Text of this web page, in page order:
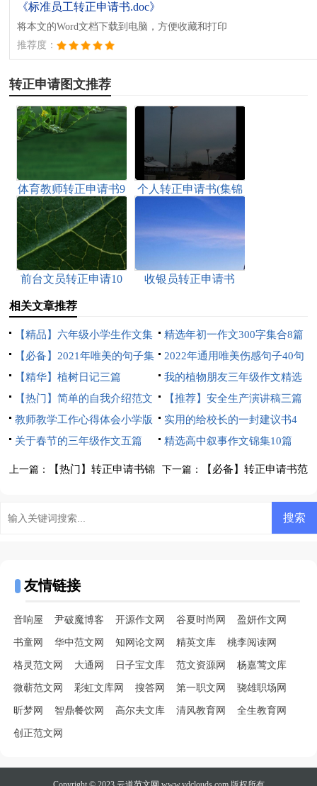
《标准员工转正申请书.doc》
将本文的Word文档下载到电脑，方便收藏和打印
推荐度：
转正申请图文推荐
体育教师转正申请书9
篇
个人转正申请书(集锦
前台文员转正申请10
收银员转正申请书
相关文章推荐
【精品】六年级小学生作文集
合七篇
精选年初一作文300字集合8篇
【必备】2021年唯美的句子集
锦58条
2022年通用唯美伤感句子40句
【精华】植树日记三篇
我的植物朋友三年级作文精选
15篇
【热门】简单的自我介绍范文
4篇
【推荐】安全生产演讲稿三篇
教师教学工作心得体会小学版
实用的给校长的一封建议书4
篇
关于春节的三年级作文五篇 精选高中叙事作文锦集10篇
上一篇：
【热门】转正申请书锦
下一篇：
【必备】转正申请书范
友情链接
音响屋 尹破魔博客 开源作文网 谷夏时尚网 盈妍作文网
书童网 华中范文网 知网论文网 精英文库 桃李阅读网
格灵范文网 大通网 日子宝文库 范文资源网 杨嘉莺文库
微蕲范文网 彩虹文库网 搜答网 第一职文网 骁雄职场网
昕梦网 智鼎餐饮网 高尔夫文库 清风教育网 全生教育网
创正范文网